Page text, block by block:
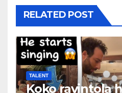
RELATED POST
TALENT
Koko ravintola